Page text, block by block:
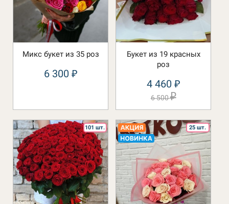
Микс букет из 35 роз
6 300 ₽
Букет из 19 красных
роз
4 460 ₽
6 500₽
101 шт. 25 шт.